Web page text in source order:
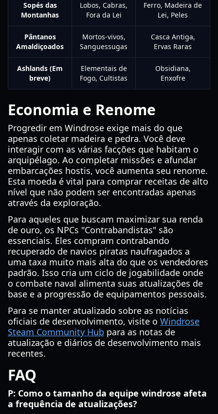
Sopés das
Montanhas
Lobos, Cabras,
Fora da Lei
Ferro, Madeira de
Lei, Peles
Pântanos
Amaldiçoados
Mortos-vivos,
Sanguessugas
Casca Antiga,
Ervas Raras
Ashlands (Em
breve)
Elementais de
Fogo, Cultistas
Obsidiana,
Enxofre
Economia e Renome
Progredir em Windrose exige mais do que
apenas coletar madeira e pedra. Você deve
interagir com as várias facções que habitam o
arquipélago. Ao completar missões e afundar
embarcações hostis, você aumenta seu renome.
Esta moeda é vital para comprar receitas de alto
nível que não podem ser encontradas apenas
através da exploração.
Para aqueles que buscam maximizar sua renda
de ouro, os NPCs "Contrabandistas" são
essenciais. Eles compram contrabando
recuperado de navios piratas naufragados a
uma taxa muito mais alta do que os vendedores
padrão. Isso cria um ciclo de jogabilidade onde
o combate naval alimenta suas atualizações de
base e a progressão de equipamentos pessoais.
Para se manter atualizado sobre as notícias
oficiais de desenvolvimento, visite o Windrose
Steam Community Hub para as notas de
atualização e diários de desenvolvimento mais
recentes.
FAQ
P: Como o tamanho da equipe windrose afeta
a frequência de atualizações?